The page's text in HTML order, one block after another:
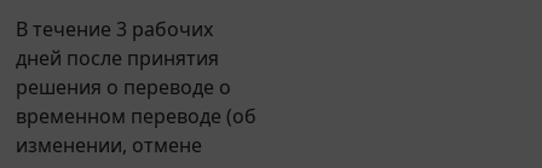
В течение 3 рабочих
дней после принятия
решения о переводе о
временном переводе (об
изменении, отмене
решения о временном